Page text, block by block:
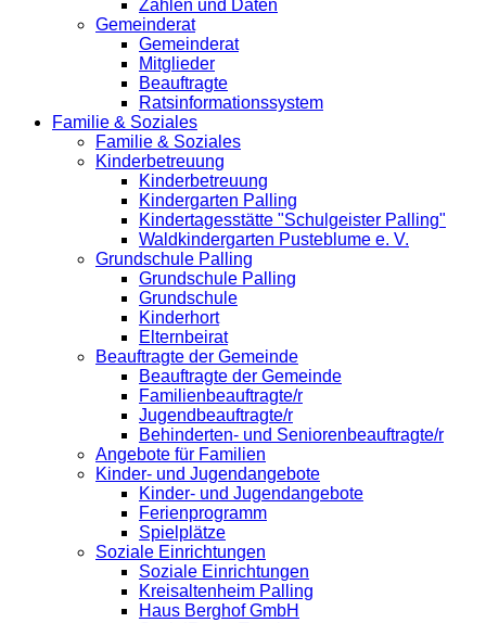
Zahlen und Daten
Gemeinderat
Gemeinderat
Mitglieder
Beauftragte
Ratsinformationssystem
Familie & Soziales
Familie & Soziales
Kinderbetreuung
Kinderbetreuung
Kindergarten Palling
Kindertagesstätte "Schulgeister Palling"
Waldkindergarten Pusteblume e. V.
Grundschule Palling
Grundschule Palling
Grundschule
Kinderhort
Elternbeirat
Beauftragte der Gemeinde
Beauftragte der Gemeinde
Familienbeauftragte/r
Jugendbeauftragte/r
Behinderten- und Seniorenbeauftragte/r
Angebote für Familien
Kinder- und Jugendangebote
Kinder- und Jugendangebote
Ferienprogramm
Spielplätze
Soziale Einrichtungen
Soziale Einrichtungen
Kreisaltenheim Palling
Haus Berghof GmbH